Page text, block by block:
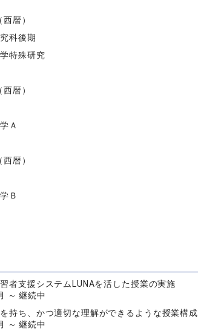
暦）
科後期
特殊研究
暦）
Ａ
暦）
Ｂ
者支援システムLUNAを活した授業の実施
～ 継続中
持ち、かつ適切な理解ができるような授業構成
～ 継続中